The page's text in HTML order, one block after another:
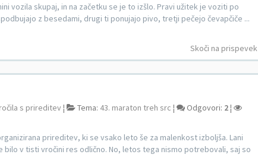
vozila skupaj, in na začetku se je to izšlo. Pravi užitek je voziti po
z besedami, drugi ti ponujajo pivo, tretji pečejo čevapčiče ...
Skoči na prispevek
s prireditev ¦ Tema: 43. maraton treh src ¦ Odgovori: 2¦
prireditev, ki se vsako leto še za malenkost izboljša. Lani
v tisti vročini res odlično. No, letos tega nismo potrebovali, saj so